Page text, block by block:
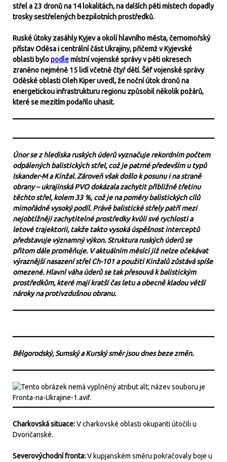
střel a 23 dronů na 14 lokalitách, na dalších pěti místech dopadly
trosky sestřelených bezpilotních prostředků.
Ruské útoky zasáhly Kyjev a okolí hlavního města, černomořský
přístav Oděsa i centrální část Ukrajiny, přičemž v Kyjevské
oblasti bylopodlemístní vojenské správy v pěti okresech
zraněno nejméně 15 lidí včetně čtyř dětí. Šéf vojenské správy
Oděské oblasti Oleh Kiper uvedl, že noční útok dronů na
energetickou infrastrukturu regionu způsobil několik požárů,
které se mezitím podařilo uhasit.
Únor se z hlediska ruských úderů vyznačuje rekordním počtem
odpálených balistických střel, což je patrné především u typů
Iskander-M a Kinžal. Zároveň však došlo k posunu i na straně
obrany – ukrajinská PVO dokázala zachytit přibližně třetinu
těchto střel, kolem 33 %, což je na poměry balistických cílů
mimořádně vysoký podíl. Právě balistické střely patří mezi
nejobtížněji zachytitelné prostředky kvůli své rychlosti a
letové trajektorii, takže takto vysoká úspěšnost interceptů
představuje významný výkon. Struktura ruských úderů se
přitom dále proměňuje. V aktuálním měsíci již nelze očekávat
výraznější nasazení střel Ch-101 a použití Kinžalů zůstává spíše
omezené. Hlavní váha úderů se tak přesouvá k balistickým
prostředkům, které mají kratší čas letu a obecně kladou větší
nároky na protivzdušnou obranu.
Bělgorodský, Sumský a Kurský směr jsou dnes beze změn.
Charkovská situace:V charkovské oblasti okupanti útočili u
Dvoričanské.
Severovýchodní fronta:V kupjanském směru pokračovaly boje u